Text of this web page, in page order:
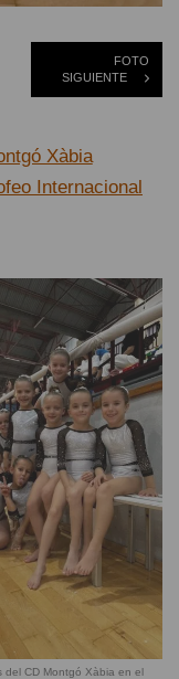
FOTO
SIGUIENTE
Xàbia
Internacional
del CD Montgó Xàbia en el